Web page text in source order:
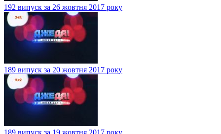
192 випуск за 26 жовтня 2017 року
189 випуск за 20 жовтня 2017 року
189 випуск за 19 жовтня 2017 року